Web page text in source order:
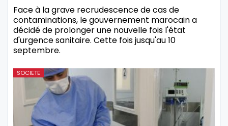
Face à la grave recrudescence de cas de
contaminations, le gouvernement marocain a
décidé de prolonger une nouvelle fois l'état
d'urgence sanitaire. Cette fois jusqu'au 10
septembre.
SOCIETE